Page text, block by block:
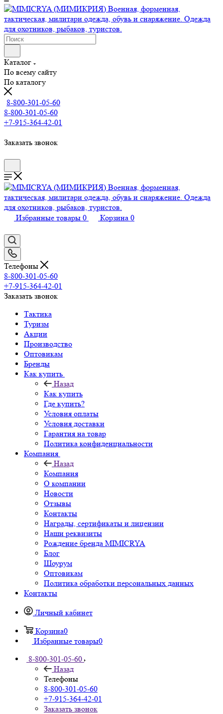
Каталог
По всему сайту
По каталогу
8-800-301-05-60
8-800-301-05-60
+7-915-364-42-01
Заказать звонок
Избранные товары 0 Корзина 0
Телефоны
8-800-301-05-60
+7-915-364-42-01
Заказать звонок
Тактика
Туризм
Акции
Производство
Оптовикам
Бренды
Как купить
Назад
Как купить
Где купить?
Условия оплаты
Условия доставки
Гарантия на товар
Политика конфиденциальности
Компания
Назад
Компания
О компании
Новости
Отзывы
Контакты
Награды, сертификаты и лицензии
Наши реквизиты
Рождение бренда MIMICRYA
Блог
Шоурум
Оптовикам
Политика обработки персональных данных
Контакты
Личный кабинет
Корзина0
Избранные товары0
8-800-301-05-60
Назад
Телефоны
8-800-301-05-60
+7-915-364-42-01
Заказать звонок